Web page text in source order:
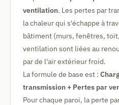
ventilation. Les pertes par
la chaleur qui s'échappe à
bâtiment (murs, fenêtres,
ventilation sont liées au
par de l'air extérieur froid.
La formule de base est :
transmission + Pertes par
Pour chaque paroi, la perte